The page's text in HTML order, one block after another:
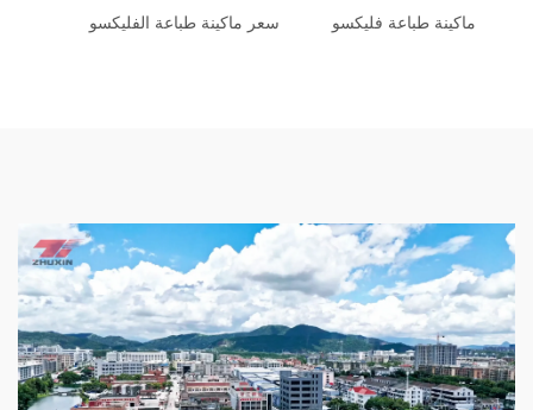
ماكينة طباعة فليكسو سعر ماكينة طباعة الفليكسو